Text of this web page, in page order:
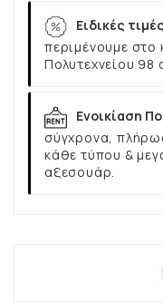
Ειδικές
περιμένουμε
Πολυτεχνείου 98
Ενοικίαση
σύγχρονα,
κάθε τύπου &
αξεσουάρ.